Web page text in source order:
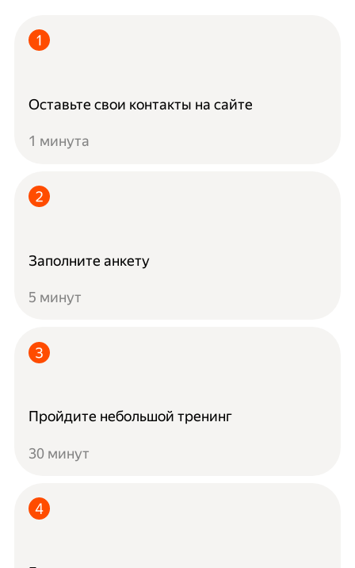
Оставьте свои контакты на сайте
1 минута
Заполните анкету
5 минут
Пройдите небольшой тренинг
30 минут